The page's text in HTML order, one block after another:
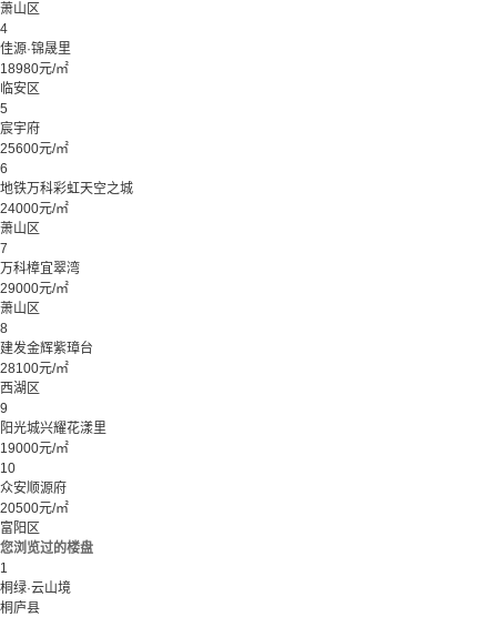
萧山区
4
佳源·锦晟里
18980元/㎡
临安区
5
宸宇府
25600元/㎡
6
地铁万科彩虹天空之城
24000元/㎡
萧山区
7
万科樟宜翠湾
29000元/㎡
萧山区
8
建发金辉紫璋台
28100元/㎡
西湖区
9
阳光城兴耀花漾里
19000元/㎡
10
众安顺源府
20500元/㎡
富阳区
您浏览过的楼盘
1
桐绿·云山境
桐庐县